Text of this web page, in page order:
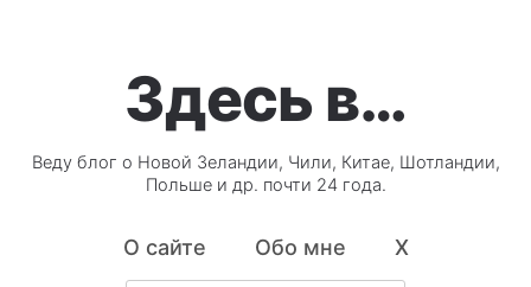
Здесь в…
Веду блог о Новой Зеландии, Чили, Китае, Шотландии,
Польше и др. почти 24 года.
О сайте Обо мне X